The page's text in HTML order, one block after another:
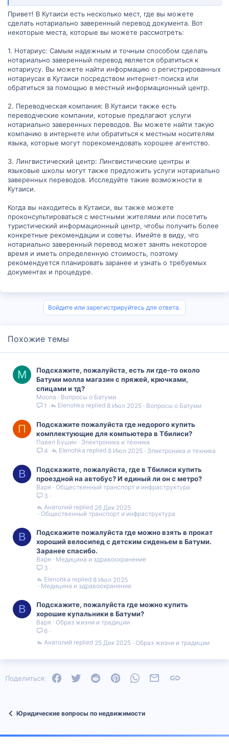
Привет! В Кутаиси есть несколько мест, где вы можете
сделать нотариально заверенный перевод документа. Вот
некоторые места, которые вы можете рассмотреть:
1. Нотариус: Самым надежным и точным способом сделать
нотариально заверенный перевод является обратиться к
нотариусу. Вы можете найти информацию о регистрированных
нотариусах в Кутаиси посредством интернет-поиска или
обратиться за помощью в местный информационный центр.
2. Переводческая компания: В Кутаиси также есть
переводческие компании, которые предлагают услуги
нотариально заверенных переводов. Вы можете найти такую
компанию в интернете или обратиться к местным носителям
языка, которые могут порекомендовать хорошее агентство.
3. Лингвистический центр: Лингвистические центры и
языковые школы могут также предложить услуги нотариально
заверенных переводов. Исследуйте такие возможности в
Кутаиси.
Когда вы находитесь в Кутаиси, вы также можете
проконсультироваться с местными жителями или посетить
туристический информационный центр, чтобы получить более
конкретные рекомендации и советы. Имейте в виду, что
нотариально заверенный перевод может занять некоторое
время и иметь определенную стоимость, поэтому
рекомендуется планировать заранее и узнать о требуемых
документах и процедуре.
Войдите или зарегистрируйтесь для ответа.
Похожие темы
M
Подскажите, пожалуйста, есть ли где-то около
Батуми молла магазин с пряжей, крючками,
спицами и тд?
Moona
Вопросы о Батуми
1
Вопросы о Батуми
8 Июл 2025
Elenohka
П
Подскажите пожалуйста где недорого купить
комплектующие для компьютера в Тбилиси?
Павел Бушин
Электроника и техника
4
Электроника и техника
8 Июл 2025
Elenohka
В
Подскажите, пожалуйста, где в Тбилиси купить
проездной на автобус? И единый ли он с метро?
Варя
Общественный транспорт и инфраструктура
3
Общественный транспорт и инфраструктура
26 Дек 2025
Анатолий
В
Подскажите пожалуйста где можно взять в прокат
хороший велосипед с детским сиденьем в Батуми.
Заранее спасибо.
Варя
Медицина и здравоохранение
3
Медицина и здравоохранение
8 Июл 2025
Elenohka
В
Подскажите, пожалуйста где можно купить
хорошие купальники в Батуми?
Варя
Образ жизни и традиции
6
Образ жизни и традиции
25 Дек 2025
Анатолий
Поделиться: FacebookTwitter Reddit PinterestWhatsAppЭлектронная почта
Юридические вопросы по недвижимости